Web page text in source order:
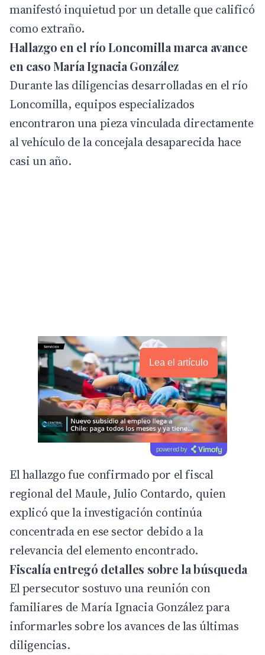
manifestó inquietud por un detalle que calificó
como extraño.
Hallazgo en el río Loncomilla marca avance
en caso María Ignacia González
Durante las diligencias desarrolladas en el río
Loncomilla, equipos especializados
encontraron una pieza vinculada directamente
al vehículo de la concejala desaparecida hace
casi un año.
Lea el artículo
powered by
El hallazgo fue confirmado por el fiscal
regional del Maule, Julio Contardo, quien
explicó que la investigación continúa
concentrada en ese sector debido a la
relevancia del elemento encontrado.
Fiscalía entregó detalles sobre la búsqueda
El persecutor sostuvo una reunión con
familiares de María Ignacia González para
informarles sobre los avances de las últimas
diligencias.